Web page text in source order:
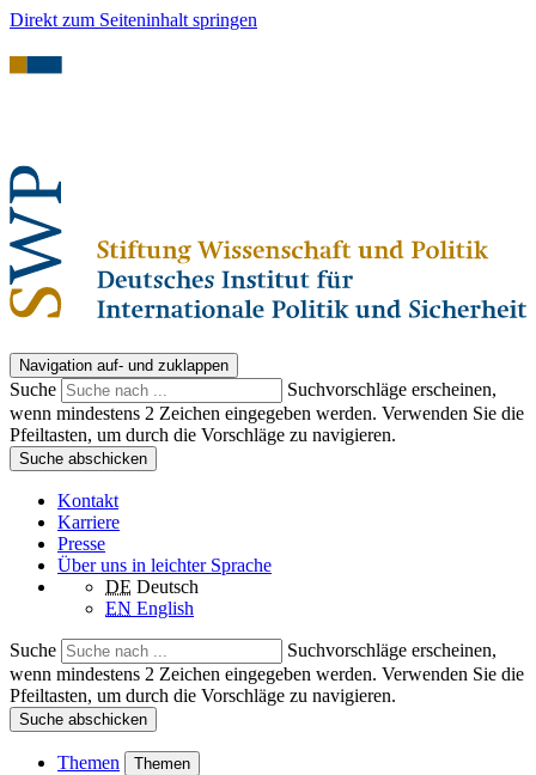
Direkt zum Seiteninhalt springen
Navigation auf- und zuklappen
Suche
Suchvorschläge erscheinen,
wenn mindestens 2 Zeichen eingegeben werden. Verwenden Sie die
Pfeiltasten, um durch die Vorschläge zu navigieren.
Suche abschicken
Kontakt
Karriere
Presse
Über uns in leichter Sprache
DE Deutsch
EN English
Suche
Suchvorschläge erscheinen,
wenn mindestens 2 Zeichen eingegeben werden. Verwenden Sie die
Pfeiltasten, um durch die Vorschläge zu navigieren.
Suche abschicken
Themen
Themen